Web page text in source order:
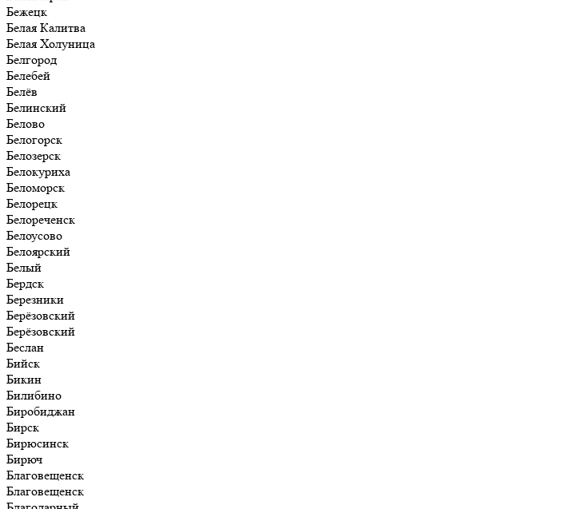
Бежецк
Белая Калитва
Белая Холуница
Белгород
Белебей
Белёв
Белинский
Белово
Белогорск
Белозерск
Белокуриха
Беломорск
Белорецк
Белореченск
Белоусово
Белоярский
Белый
Бердск
Березники
Берёзовский
Берёзовский
Беслан
Бийск
Бикин
Билибино
Биробиджан
Бирск
Бирюсинск
Бирюч
Благовещенск
Благовещенск